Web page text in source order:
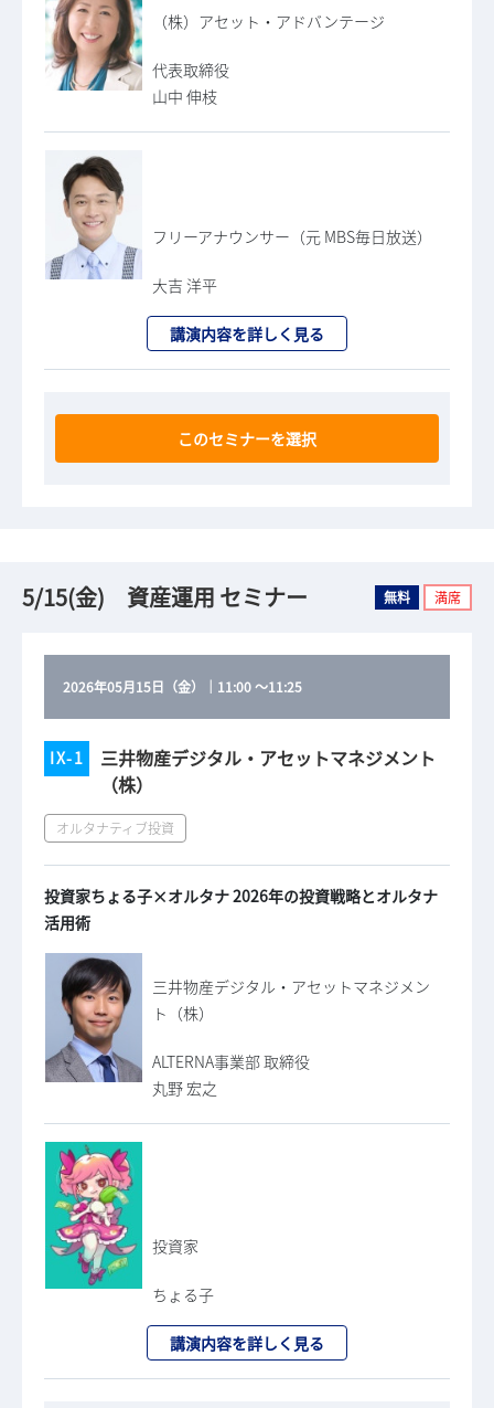
（株）アセット・アドバンテージ
代表取締役
山中 伸枝
フリーアナウンサー（元 MBS毎日放送）
大吉 洋平
講演内容を詳しく見る
このセミナーを選択
5/15(金) 資産運用 セミナー 無料 満席
2026年05月15日（金） ｜ 11:00～11:25
IX-1
三井物産デジタル・アセットマネジメント
（株）
オルタナティブ投資
投資家ちょる子×オルタナ 2026年の投資戦略とオルタナ
活用術
三井物産デジタル・アセットマネジメン
ト（株）
ALTERNA事業部 取締役
丸野 宏之
投資家
ちょる子
講演内容を詳しく見る